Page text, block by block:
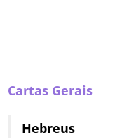
Cartas Gerais
Hebreus